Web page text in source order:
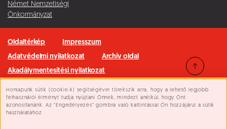
Süti beállítások
Honlapunk sütik (cookie-k) segítségével törekszik arra, hogy a lehető legjobb
felhasználói élményt tudja nyújtani Önnek, mindezt anélkül, hogy Önt
azonosítanánk. Az “Engedélyezés” gombra való kattintással Ön hozzájárul a sütik
használatához.
Német Nemzetiségi
Önkormányzat
Oldaltérkép
Impresszum
Adatvédelmi nyilatkozat
Archív oldal
Akadálymentesítési nyilatkozat
Minden jog fenntartva © 2026 Pilisvörösvár Város